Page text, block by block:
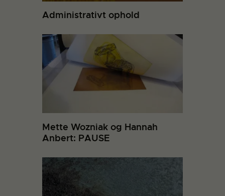
Administrativt ophold
Mette Wozniak og Hannah
Anbert: PAUSE